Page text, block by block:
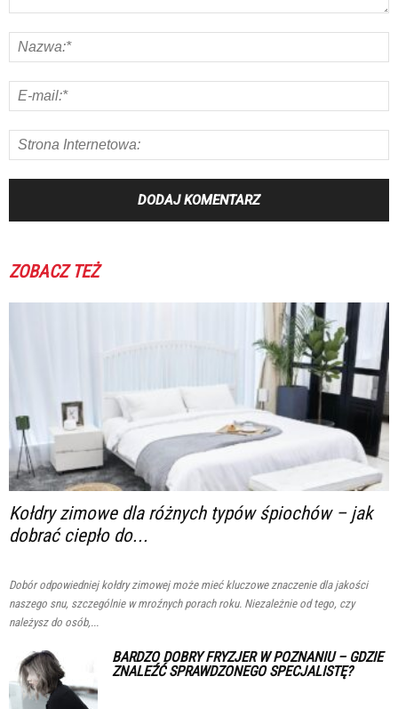
ZOBACZ TEŻ
Kołdry zimowe dla różnych typów śpiochów – jak
dobrać ciepło do...
Dobór odpowiedniej kołdry zimowej może mieć kluczowe znaczenie dla jakości
naszego snu, szczególnie w mroźnych porach roku. Niezależnie od tego, czy
należysz do osób,...
BARDZO DOBRY FRYZJER W POZNANIU – GDZIE
ZNALEŹĆ SPRAWDZONEGO SPECJALISTĘ?